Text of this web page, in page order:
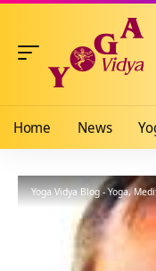
Home News
Yoga Vidya Blog - Yoga,